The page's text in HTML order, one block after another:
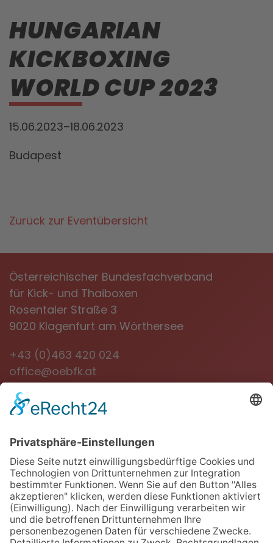
HUNGARIAN
KICKBOXING
WORLD CUP 2023
15.06.2023–18.06.2023
Budapest
Zurück zur Eventübersicht
Österreichischer Bundesfachverband
für Kick- und Thaiboxen
Rosentaler Straße 3
9020 Klagenfurt am Wörthersee
+43 (0)463 420 024
office@oebfk.at
NEWSLETTER